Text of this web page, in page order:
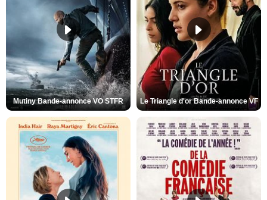
Mutiny Bande-annonce VO STFR Le Triangle d'or Bande-annonce VF